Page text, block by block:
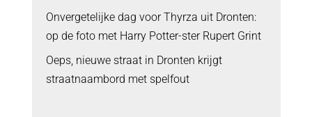
Onvergetelijke dag voor Thyrza uit Dronten:
op de foto met Harry Potter-ster Rupert Grint
Oeps, nieuwe straat in Dronten krijgt
straatnaambord met spelfout